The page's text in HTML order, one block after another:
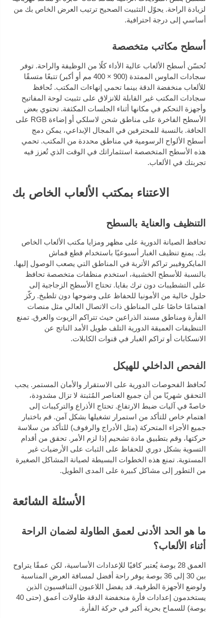
لزيادة الراحة. يحوّل التثبيت الصحيح ترتيب العرض الخاص بك من
أساسي إلى درجة احترافية.
أسطح مكاتب متخصصة
تُحسّن أسطح الألعاب عالية الأداء كلًا من الوظيفة والراحة. توفر
سجادات الماوس الممتدة (900 × 400 مم أو أكبر) تتبعًا متسقًا
للألعاب منخفضة الدقة بينما تحمي إنهاءات المكتب. تُحافظ
سجادات المكتب غير القابلة للانزلاق على تثبيت لوحة المفاتيح
وأجهزة التحكم في مكانها أثناء الجلسات المكثفة. تحتوي بعض
الأسطح الفاخرة على مناطق شحن لاسلكي أو إضاءة RGB على
الحافة. بالنسبة للمحترفين في المجال الإبداعي، يمكن دمج
أسطح الألواح الرسومية في مناطق محددة من المكتب. تحمي
هذه الأسطح المتخصصة استثماراتك في الوقت الذي تُعزز فيه
تجربتك في الألعاب.
الاعتناء بمكتب الألعاب الخاص بك
التنظيف والعناية بالسطح
تحافظ الصيانة الدورية على مظهر ومزايا مكتب الألعاب الخاص
بك. يمنع تنظيف الغبار أسبوعيًا باستخدام قطع قماش
المايكروفيبر تراكم الأتربة في المناطق التي يصعب الوصول إليها.
بالنسبة للأسطح الخشبية، استخدم منظفات متخصصة تحافظ
على التشطيبات دون ترك بقايا. تحتاج الأسطح الزجاجية إلى
حلول خالية من الأمونيا للحفاظ على وضوحها دون تلطيخ. ركّز
اهتمامًا خاصًا على المناطق ذات الاتصال العالي مثل منصات
الفأرة ومناطق مسند الذراعين حيث تتراكم الزيوت والعرق. تمنع
التنظيفات العميقة الدورية التلف طويل الأمد الناتج عن
الانسكابات أو تراكم الغبار في قنوات الكابلات.
الفحص الداخلي للهيكل
تُحافظ الفحوصات الدورية على الاستقرار والأمان المستمر. يجب
التحقق شهريًا من أن جميع العناصر المُثبتة لا تزال مشدودة،
خاصةً في آليات ضبط الارتفاع. تحتاج الأذراع والتركيبات إلى
اهتمام خاص للتأكد من استمرار تشغيلها بشكل آمن. قم باختبار
جميع الأجزاء المتحركة (مثل الأدراج والرفوف) للتأكد من سلاسة
حركتها، وقم بتطبيق مادة تشحيم إذا لزم الأمر. تحقق من أقدام
التسوية بشكل دوري للحفاظ على الثبات على الأرضيات غير
المستوية. تمنع هذه الخطوات البسيطة لصيانة المشاكل الصغيرة
من التطور إلى مشاكل كبيرة على المدى الطويل.
الأسئلة الشائعة
ما هو الحد الأدنى لعمق الطاولة لضمان الراحة
أثناء الألعاب؟
العمق 28 بوصة يُعتبر كافيًا للإعدادات الأساسية، لكن عمقًا يتراوح
بين 30 إلى 36 بوصة يوفر راحة أفضل لمسافة العرض المناسبة
ولوضع الأجهزة الطرفية. قد يفضل اللاعبون التنافسيون الذين
يستخدمون إعدادات فأرة منخفضة الدقة طاولات أعمق (حتى 40
بوصة) للسماح بحرية أكبر في حركة الفأرة.